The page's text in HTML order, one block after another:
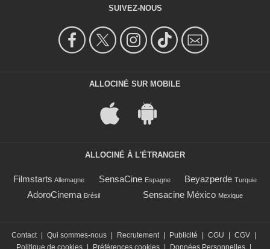
SUIVEZ-NOUS
ALLOCINÉ SUR MOBILE
ALLOCINÉ À L'ÉTRANGER
Filmstarts Allemagne SensaCine Espagne Beyazperde Turquie
AdoroCinema Brésil Sensacine México Mexique
Contact | Qui sommes-nous | Recrutement | Publicité | CGU | CGV |
Politique de cookies | Préférences cookies | Données Personnelles |